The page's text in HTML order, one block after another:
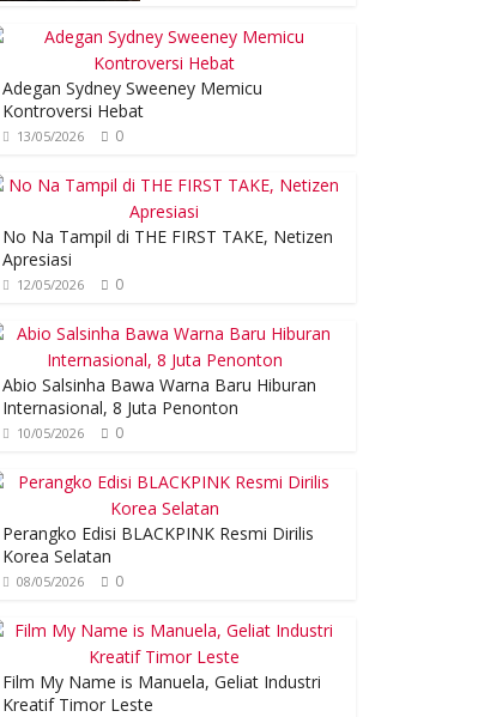
Adegan Sydney Sweeney Memicu
Kontroversi Hebat
13/05/2026 0
No Na Tampil di THE FIRST TAKE, Netizen
Apresiasi
12/05/2026 0
Abio Salsinha Bawa Warna Baru Hiburan
Internasional, 8 Juta Penonton
10/05/2026 0
Perangko Edisi BLACKPINK Resmi Dirilis
Korea Selatan
08/05/2026 0
Film My Name is Manuela, Geliat Industri
Kreatif Timor Leste